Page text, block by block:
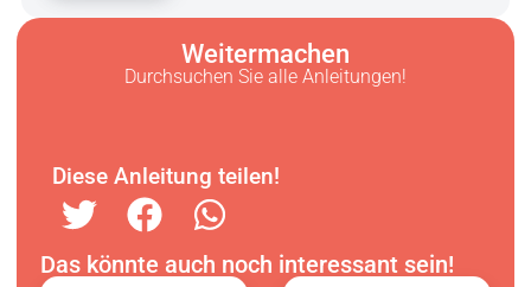
Weitermachen
Durchsuchen Sie alle Anleitungen!
Diese Anleitung teilen!
Das könnte auch noch interessant sein!